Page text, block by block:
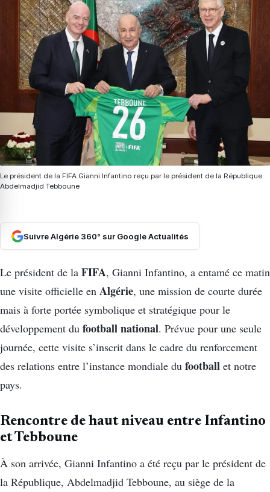
Le président de la FIFA Gianni Infantino reçu par le président de la République
Abdelmadjid Tebboune
Suivre Algérie 360° sur Google Actualités
Le président de la FIFA, Gianni Infantino, a entamé ce matin
une visite officielle en Algérie, une mission de courte durée
mais à forte portée symbolique et stratégique pour le
développement du football national. Prévue pour une seule
journée, cette visite s’inscrit dans le cadre du renforcement
des relations entre l’instance mondiale du football et notre
pays.
Rencontre de haut niveau entre Infantino
et Tebboune
À son arrivée, Gianni Infantino a été reçu par le président de
la République, Abdelmadjid Tebboune, au siège de la